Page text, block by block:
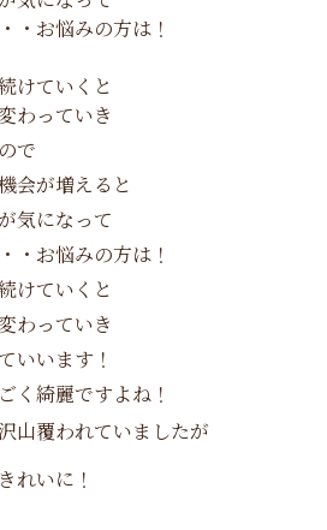
・お悩みの方は！
けていくと
わっていき
で
会が増えると
気になって
・お悩みの方は！
けていくと
わっていき
いいます！
く綺麗ですよね！
山覆われていましたが
れいに！